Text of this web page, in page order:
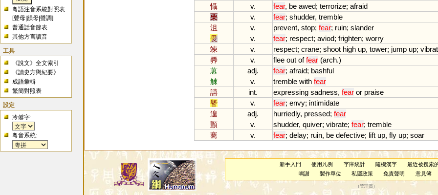
粵語注音系統對照表
[聲母 |韻母 |聲調]
普通話音節表
其他方言讀音
工具
《說文》全文索引
《讀史方輿紀要》
成語彙輯
繁簡對照表
設定
冷僻字:
粵音系統:
懾
v. fear, be awed; terrorize; afraid
栗
v. fear; shudder, tremble
沮
v. prevent, stop; fear; ruin; slander
畏
v. fear; respect; aviod; frighten; worry
竦
v. respect; crane; shoot high up, tower; jump up;
臩
v. flee out of fear (arch.)
葸
adj. fear; afraid; bashful
觫
v. tremble with fear
譆
int. expressing sadness, fear or praise
讋
v. fear; envy; intimidate
遑
adj. hurriedly, pressed; fear
顫
v. shudder, quiver; vibrate; fear; tremble
騫
v. fear; delay; ruin, be defective; lift up, fly up; soar
新手入門 使用凡例 字庫統計 隨機漢字
最近被搜索
鳴謝
製作單位 私隱政策 免責聲明 意見簿
（管理員 ）